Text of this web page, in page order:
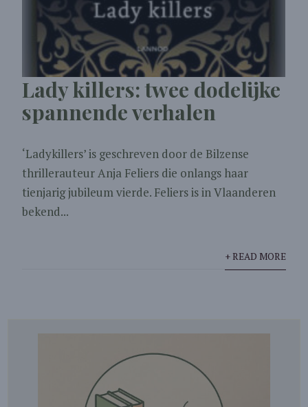
Lady killers: twee dodelijke
spannende verhalen
‘Ladykillers’ is geschreven door de Bilzense
thrillerauteur Anja Feliers die onlangs haar
tienjarig jubileum vierde. Feliers is in Vlaanderen
bekend...
+ READ MORE